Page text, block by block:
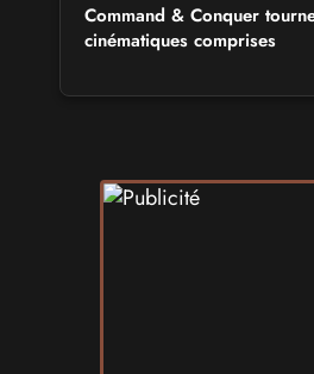
Command & Conquer
cinématiques comprises